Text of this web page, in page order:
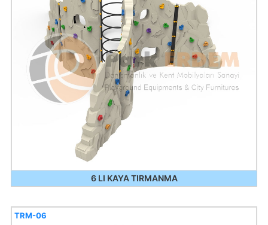
6 LI KAYA TIRMANMA
TRM-06